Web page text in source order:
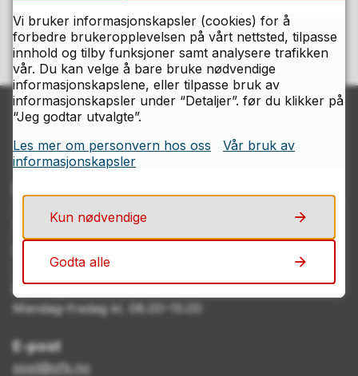
Ja Nei
Telefon
Åpningstider
Mandag–fredag kl. 08.00–15.00
E-post
post@ofk.no
Vi bruker informasjonskapsler (cookies) for å
forbedre brukeropplevelsen på vårt nettsted, tilpasse
innhold og tilby funksjoner samt analysere trafikken
vår. Du kan velge å bare bruke nødvendige
informasjonskapslene, eller tilpasse bruk av
informasjonskapsler under “Detaljer”. før du klikker på
“Jeg godtar utvalgte”.
Les mer om personvern hos oss
Vår bruk av
informasjonskapsler
Kun nødvendige
Godta alle